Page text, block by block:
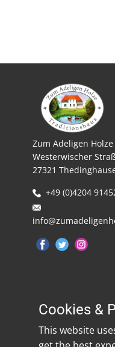
Zum Adeligen Holze
Westerwischer
27321
​+49 (0)4204
Cookies &
This website